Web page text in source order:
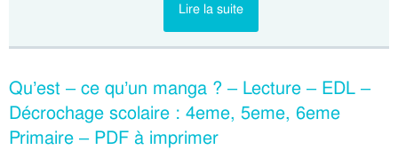
Lire la suite
Qu’est – ce qu’un manga ? – Lecture – EDL –
Décrochage scolaire : 4eme, 5eme, 6eme
Primaire – PDF à imprimer